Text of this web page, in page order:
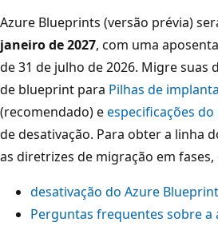
Azure Blueprints (versão prévia)
janeiro de 2027, com uma
de 31 de julho de 2026. Migre suas
de blueprint para Pilhas de
(recomendado) eespecificações
de desativação. Para obter a linha
as diretrizes de migração em fases,
desativação do Azure
Perguntas frequentes sobre